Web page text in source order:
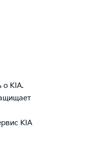
о KIA.
KIA